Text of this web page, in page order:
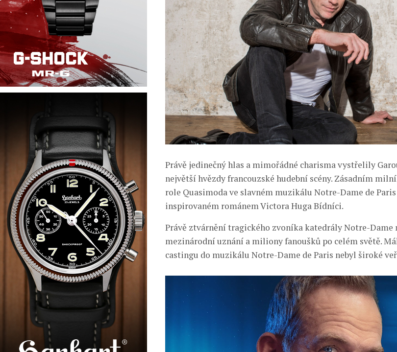
Právě jedinečný hlas a mimořádné charisma vystřelily
největší hvězdy francouzské hudební scény. Zásadním
role Quasimoda ve slavném muzikálu Notre-Dame de Paris
inspirovaném románem Victora Huga Bídníci.
Právě ztvárnění tragického zvoníka katedrály Notre-Dame
mezinárodní uznání a miliony fanoušků po celém světě.
castingu do muzikálu Notre-Dame de Paris nebyl široké